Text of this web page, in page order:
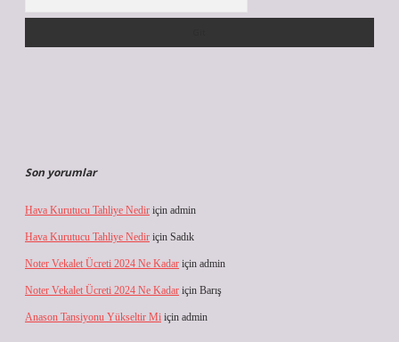
Son yorumlar
Hava Kurutucu Tahliye Nedir için admin
Hava Kurutucu Tahliye Nedir için Sadık
Noter Vekalet Ücreti 2024 Ne Kadar için admin
Noter Vekalet Ücreti 2024 Ne Kadar için Barış
Anason Tansiyonu Yükseltir Mi için admin